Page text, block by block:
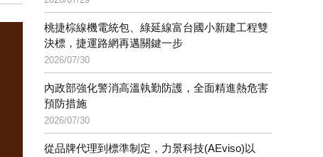
桃捷棕線機電統包、綠延線富台國小新建工程雙
決標，捷運路網再邁關鍵一步
2026/07/30
內政部強化警消高溫執勤防護，全面精進熱危害
預防措施
2026/07/30
從品牌代理到標準制定，力景科技(AEviso)以